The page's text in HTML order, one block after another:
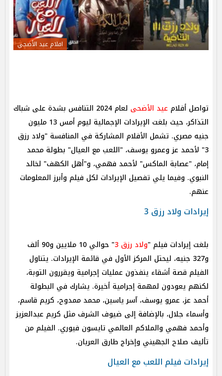
افلام عيد الأضحي
تواصل أفلام عيد الأضحى
لعام 2024 التنافس بشدة على شباك
التذاكر، حيث بلغت الإيرادات الإجمالية ليوم أمس 13 مليون
جنيه مصري. تشمل الأفلام المشاركة في المنافسة "ولاد رزق
3" لأحمد عز وعمرو يوسف، "اللعب مع العيال" بطولة محمد
إمام، "عصابة الماكس" لأحمد فهمي، و"أهل الكهف" لخالد
النبوي. وفيما يلي تفصيل الإيرادات لكل فيلم وأبرز المعلومات
عنهم.
إيرادات ولاد رزق 3
بلغت إيرادات فيلم "ولاد رزق 3
" حوالي 10 ملايين و90 ألف
و327 جنيه، ليحتل المركز الأول في قائمة الإيرادات. يتناول
الفيلم قصة أشقاء ينفذون عمليات إجرامية ويقررون التوبة،
لكنهم يعودون لمهمة إجرامية أخيرة. يشارك في البطولة
أحمد عز، عمرو يوسف، آسر ياسين، محمد ممدوح، كريم قاسم،
وأسماء جلال، بالإضافة إلى ضيوف الشرف مثل كريم عبدالعزيز
وأحمد فهمي والملاكم العالمي تايسون فيوري. الفيلم من
تأليف صلاح الجهيني وإخراج طارق العريان.
إيرادات فيلم اللعب مع العيال